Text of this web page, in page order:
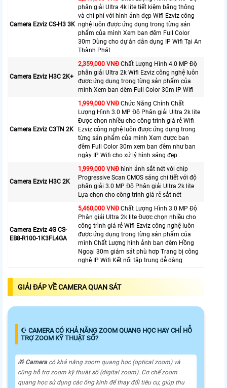
Camera Ezviz CS-H3 3K
phân giải Ultra 4k lite tiết kiệm băng thông
và chi phí với hình ảnh đẹp Wifi Ezviz công
nghệ luôn được ứng dụng trong từng sản
phẩm của mình Xem ban đêm Full Color
30m Dùng cho dự án dân dụng IP Wifi Tại An
Thành Phát
Camera Ezviz H3C 2K+
2,359,000 VNĐ Chất Lượng Hình 4.0 MP Độ
phân giải Ultra 2k Wifi Ezviz công nghệ luôn
được ứng dụng trong từng sản phẩm của
mình Xem ban đêm Full Color 30m IP Wifi
Camera Ezviz C3TN 2K
1,999,000 VNĐ Chức Năng Chính Chất
Lượng Hình 3.0 MP Độ Phân giải Ultra 2k lite
Được chọn nhiều cho công trình giá rẻ Wifi
Ezviz công nghệ luôn được ứng dụng trong
từng sản phẩm của mình Xem được ban
đêm Full Color 30m xem ban đêm như ban
ngày IP Wifi cho xử lý hình sáng đẹp
Camera Ezviz H3C 2K
1,999,000 VNĐ hình ảnh sắt nét với chip
Progressive Scan CMOS sáng chi tiết với độ
phân giải 3.0 MP Độ Phân giải Ultra 2k lite
Lựa chọn cho công trình giá rẻ sắt nét
Camera Ezviz 4G CS-
EB8-R100-1K3FL4GA
5,460,000 VNĐ Chất Lượng Hình 3.0 MP Độ
Phân giải Ultra 2k lite Được chọn nhiều cho
công trình giá rẻ Wifi Ezviz công nghệ luôn
được ứng dụng trong từng sản phẩm của
mình Chất Lượng hình ảnh ban đêm Hồng
Ngoại 30m giám sát phù hơp Trang bị công
nghệ IP Wifi Kết nối tập trung dễ dàng
GIẢI ĐÁP VỀ CAMERA QUAN SÁT
☪ CAMERA CÓ KHẢ NĂNG ZOOM QUANG HỌC HAY CHỈ HỖ
TRỢ ZOOM KỸ THUẬT SỐ?
🎁 Cameracó khả năng zoom quang học (optical zoom) và
cũng hỗ trợ zoom kỹ thuật số (digital zoom). Cơ chế zoom
quang học sử dụng các ống kính để thay đổi tiêu cự, giúp thu